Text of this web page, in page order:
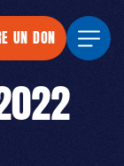
FAIRE UN DON
UN DON